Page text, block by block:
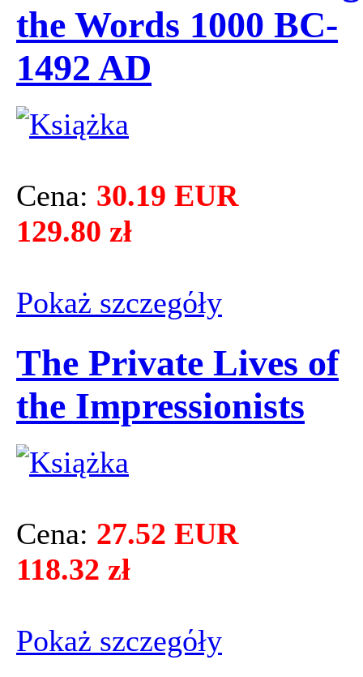
the Words 1000 BC-
1492 AD
Cena: 30.19 EUR
129.80 zł
Pokaż szczegόły
The Private Lives of
the Impressionists
Cena: 27.52 EUR
118.32 zł
Pokaż szczegόły